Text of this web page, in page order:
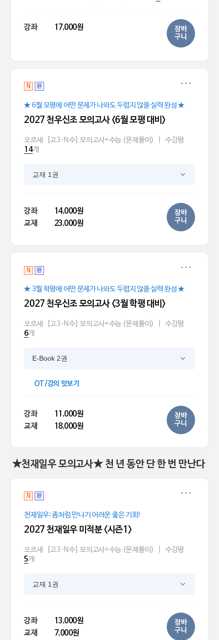
강좌 17,000원
장바
구니
N 완
★ 6월 모평에 어떤 문제가 나와도 두렵지 않을 실력 완성 ★
2027 천우신조 모의고사 <6월 모평 대비>
오르새 [고3·N수] 모의고사+수능 (문제풀이) 수강평
14개
교재 1권
강좌
14,000원
교재
23,000원
장바
구니
N 완
★ 3월 학평에 어떤 문제가 나와도 두렵지 않을 실력 완성 ★
2027 천우신조 모의고사 <3월 학평 대비>
오르새 [고3·N수] 모의고사+수능 (문제풀이) 수강평
6개
E-Book 2권
OT/강의 맛보기
강좌
11,000원
교재
18,000원
장바
구니
★천재일우 모의고사★ 천 년 동안 단 한 번 만난다
N 완
천재일우: 좀처럼 만나기 어려운 좋은 기회!
2027 천재일우 미적분 <시즌1>
오르새 [고3·N수] 모의고사+수능 (문제풀이) 수강평
5개
교재 1권
강좌
13,000원
교재
7,000원
장바
구니